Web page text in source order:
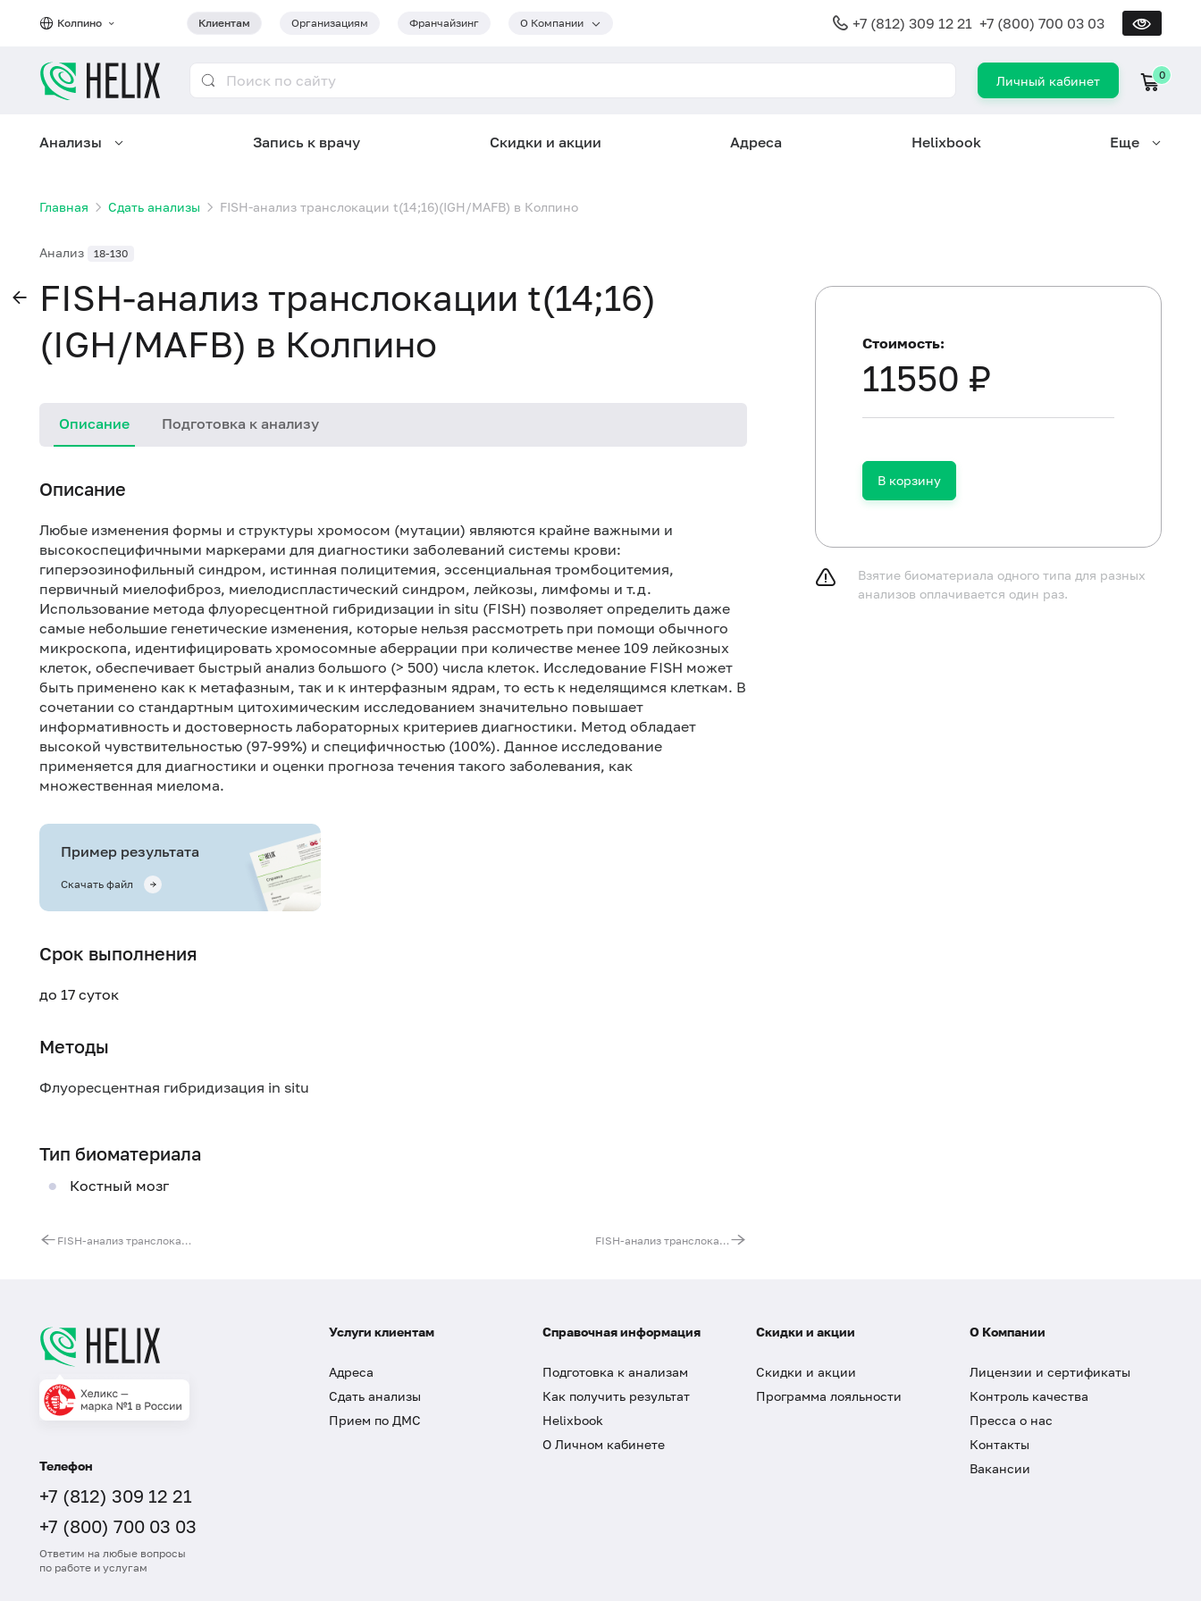
Колпино Клиентам Организациям Франчайзинг О Компании +7 (812) 309 12 21 +7 (800) 700 03 03
Личный кабинет 0
Анализы Запись к врачу Скидки и акции Адреса Helixbook Еще
Главная Сдать анализы FISH-анализ транслокации t(14;16)(IGH/MAFB) в Колпино
Анализ 18-130
FISH-анализ транслокации t(14;16)
(IGH/MAFB) в Колпино
Описание Подготовка к анализу
Описание
Любые изменения формы и структуры хромосом (мутации) являются крайне важными и
высокоспецифичными маркерами для диагностики заболеваний системы крови:
гиперэозинофильный синдром, истинная полицитемия, эссенциальная тромбоцитемия,
первичный миелофиброз, миелодиспластический синдром, лейкозы, лимфомы и т.д.
Использование метода флуоресцентной гибридизации in situ (FISH) позволяет определить даже
самые небольшие генетические изменения, которые нельзя рассмотреть при помощи обычного
микроскопа, идентифицировать хромосомные аберрации при количестве менее 109 лейкозных
клеток, обеспечивает быстрый анализ большого (> 500) числа клеток. Исследование FISH может
быть применено как к метафазным, так и к интерфазным ядрам, то есть к неделящимся клеткам. В
сочетании со стандартным цитохимическим исследованием значительно повышает
информативность и достоверность лабораторных критериев диагностики. Метод обладает
высокой чувствительностью (97-99%) и специфичностью (100%). Данное исследование
применяется для диагностики и оценки прогноза течения такого заболевания, как
множественная миелома.
Пример результата
Скачать файл
Срок выполнения
до 17 суток
Методы
Флуоресцентная гибридизация in situ
Тип биоматериала
Костный мозг
FISH-анализ транслокации t(11;18)(q21;q21) FISH-анализ транслокации t(2;5)(p23;q35)
Исключить (по согласованию с врачом) прием
Исследование рекомендуется проводить не ранее чем
Стоимость:
11550 ₽
В корзину
Взятие биоматериала одного типа для разных
анализов оплачивается один раз.
Телефон
+7 (812) 309 12 21
+7 (800) 700 03 03
Ответим на любые вопросы
по работе и услугам
Услуги клиентам
Адреса
Сдать анализы
Прием по ДМС
Справочная информация
Подготовка к анализам
Как получить результат
Helixbook
О Личном кабинете
Скидки и акции
Скидки и акции
Программа лояльности
О Компании
Лицензии и сертификаты
Контроль качества
Пресса о нас
Контакты
Вакансии